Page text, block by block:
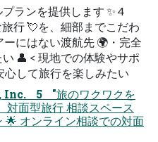
ランを提供します ✨ 4
行 💘を、細部までこだわ
ーにはない渡航先 🌍・完全
👤 < 現地での体験やサポ
心して旅行を楽しみたい
5 "旅のワクワクを
対⾯型旅⾏ 相談スペース
🌟 オンライン相談での対⾯